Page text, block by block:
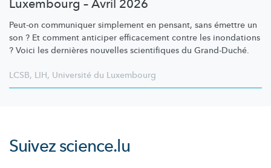
Luxembourg – Avril 2026
Peut-on communiquer simplement en pensant, sans émettre un
son ? Et comment anticiper efficacement contre les inondations
? Voici les dernières nouvelles scientifiques du Grand-Duché.
LCSB, LIH, Université du Luxembourg
Suivezscience.lu